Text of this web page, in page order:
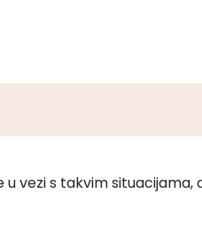
vezi s takvim